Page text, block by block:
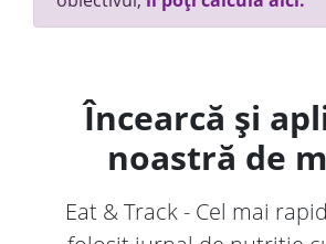
Încearcă și
noastră de
Eat & Track - Cel mai